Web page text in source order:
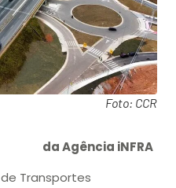
Foto: CCR
da Agência iNFRA
Transportes